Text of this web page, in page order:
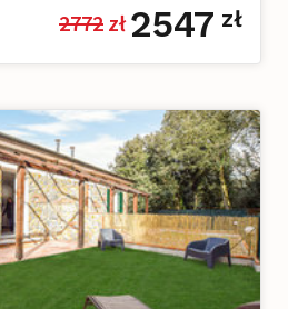
2772 zł 2547 zł